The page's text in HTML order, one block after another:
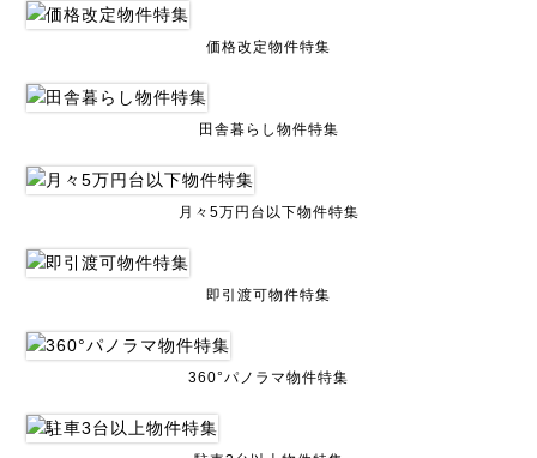
価格改定物件特集
田舎暮らし物件特集
月々5万円台以下物件特集
即引渡可物件特集
360°パノラマ物件特集